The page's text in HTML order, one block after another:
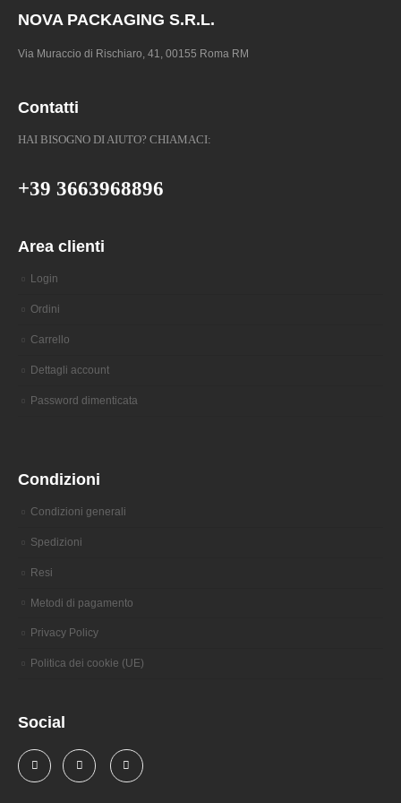
NOVA PACKAGING S.R.L.
Via Muraccio di Rischiaro, 41, 00155 Roma RM
Contatti
HAI BISOGNO DI AIUTO? CHIAMACI:
+39 3663968896
Area clienti
Login
Ordini
Carrello
Dettagli account
Password dimenticata
Condizioni
Condizioni generali
Spedizioni
Resi
Metodi di pagamento
Privacy Policy
Politica dei cookie (UE)
Social